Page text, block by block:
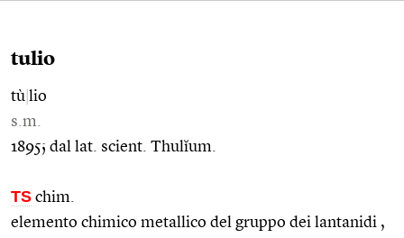
tulio
tù lio
s.m.
1895; dal lat. scient. Thulĭum.
TS chim.
elemento chimico metallico del gruppo dei lantanidi ,